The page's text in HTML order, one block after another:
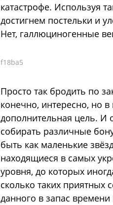
катастрофе. Используя
достигнем постельки и
Нет, галлюциногенные
f18ba5
Просто так бродить по
конечно, интересно, но
дополнительная цель. И
собирать различные
быть как маленькие
находящиеся в самых
уровня, до которых
сколько таких приятных
данного в запас